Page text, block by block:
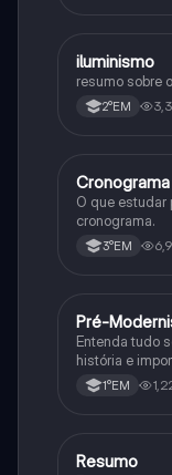
História
iluminismo
resumo sobre
2°EM
Arte
O que estudar
cronograma.
3°EM
História
Pré-
Entenda tudo
história e
informações
1°EM
Geografia
Resumo